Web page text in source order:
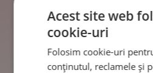
Acest site web
cookie-uri
Folosim cookie-uri
conținutul, reclamele și